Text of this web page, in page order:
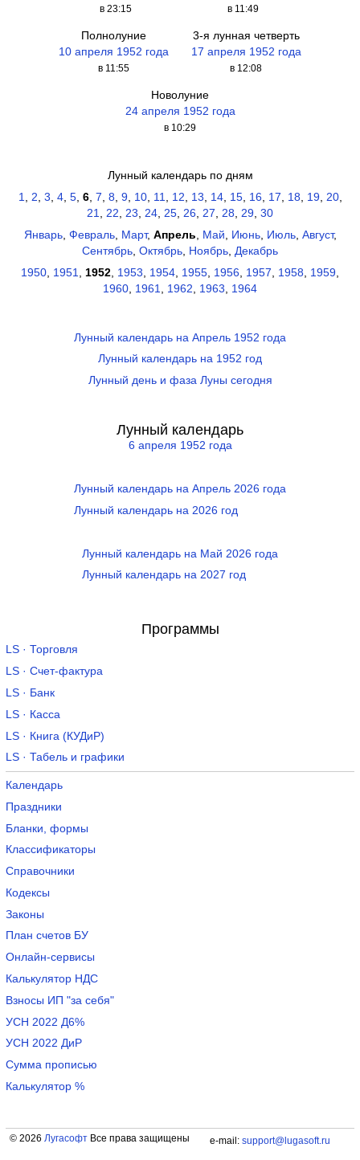
в 23:15 в 11:49
Полнолуние
10 апреля 1952 года
в 11:55
3-я лунная четверть
17 апреля 1952 года
в 12:08
Новолуние
24 апреля 1952 года
в 10:29
Лунный календарь по дням
1, 2, 3, 4, 5, 6, 7, 8, 9, 10, 11, 12, 13, 14, 15, 16, 17, 18, 19, 20,
21, 22, 23, 24, 25, 26, 27, 28, 29, 30
Январь, Февраль, Март, Апрель Май Июнь, Июль, Август,
Сентябрь Октябрь Ноябрь Декабрь
1950 1951 1952 1953 1954 1955 1956 1957 1958 1959
1960 1961 1962 1963 1964
Лунный календарь на Апрель 1952 года
Лунный календарь на 1952 год
Лунный день и фаза Луны сегодня
Лунный календарь
6 апреля 1952 года
Лунный календарь на Апрель 2026 года
Лунный календарь на 2026 год
Лунный календарь на Май 2026 года
Лунный календарь на 2027 год
Программы
LS · Торговля
LS · Счет-фактура
LS · Банк
LS · Касса
LS · Книга (КУДиР)
LS · Табель и графики
Календарь
Праздники
Бланки, формы
Классификаторы
Справочники
Кодексы
Законы
План счетов БУ
Онлайн-сервисы
Калькулятор НДС
Взносы ИП "за себя"
УСН 2022 Д6%
УСН 2022 ДиР
Сумма прописью
Калькулятор %
© 2026 ЛугасофтВсе права защищены e-mail: support@lugasoft.ru